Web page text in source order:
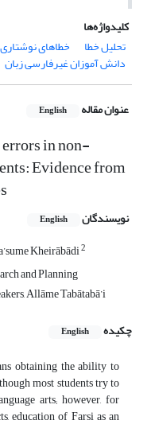
کلیدواژه‌ها
تحلیل خطا
خطاهای نوشتاری
دانش آموزان غیرفارسی زبان
عنوان مقاله English
in non-
Evidence from
نویسندگان English
Kheirābādi2
and Planning
Allāme Tabātabā’i
چکیده
English
obtaining the ability to
most students try to
arts; however, for
education of Farsi as an